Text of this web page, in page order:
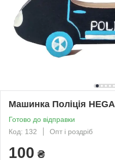
Машинка Поліція HEGA
Готово до відправки
Код: 132
Опт і роздріб
100 ₴